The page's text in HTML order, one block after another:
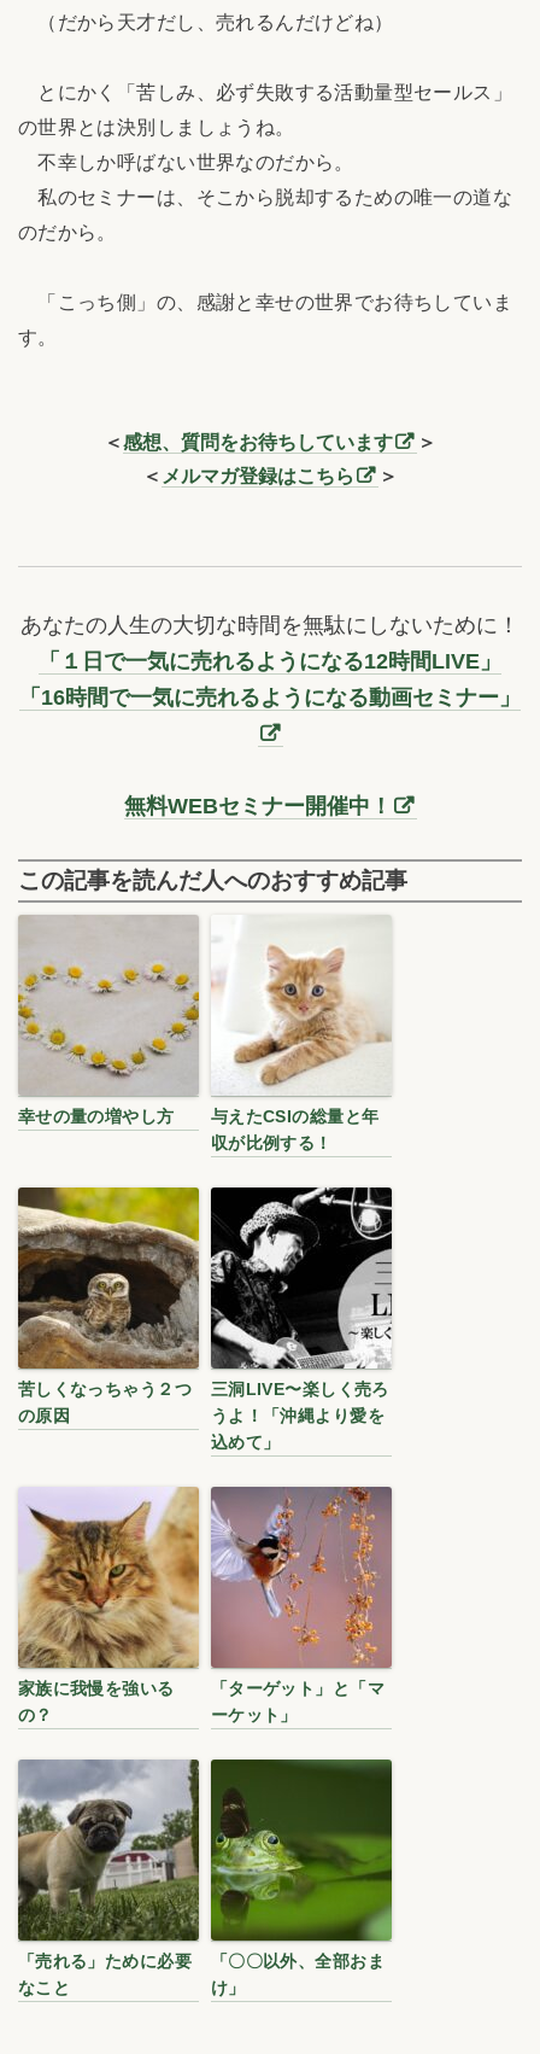
（だから天才だし、売れるんだけどね）
とにかく「苦しみ、必ず失敗する活動量型セールス」
の世界とは決別しましょうね。
不幸しか呼ばない世界なのだから。
私のセミナーは、そこから脱却するための唯一の道な
のだから。
「こっち側」の、感謝と幸せの世界でお待ちしていま
す。
＜感想、質問をお待ちしています
＞
＜ メルマガ登録はこちら ＞
あなたの人生の大切な時間を無駄にしないために！
「１日で一気に売れるようになる12時間LIVE」
「16時間で一気に売れるようになる動画セミナー」
無料WEBセミナー開催中！
この記事を読んだ人へのおすすめ記事
幸せの量の増やし方
与えたCSIの総量と年
収が比例する！
苦しくなっちゃう２つ
の原因
三洞LIVE〜楽しく売ろ
うよ！「沖縄より愛を
込めて」
家族に我慢を強いる
の？
「ターゲット」と「マ
ーケット」
「売れる」ために必要
なこと
「〇〇以外、全部おま
け」